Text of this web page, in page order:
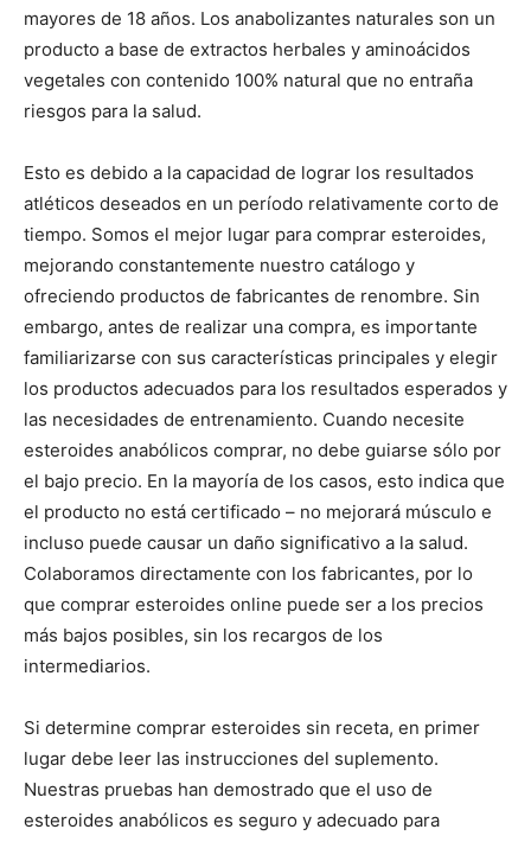
mayores de 18 años. Los anabolizantes naturales son un
producto a base de extractos herbales y aminoácidos
vegetales con contenido 100% natural que no entraña
riesgos para la salud.
Esto es debido a la capacidad de lograr los resultados
atléticos deseados en un período relativamente corto de
tiempo. Somos el mejor lugar para comprar esteroides,
mejorando constantemente nuestro catálogo y
ofreciendo productos de fabricantes de renombre. Sin
embargo, antes de realizar una compra, es importante
familiarizarse con sus características principales y elegir
los productos adecuados para los resultados esperados y
las necesidades de entrenamiento. Cuando necesite
esteroides anabólicos comprar, no debe guiarse sólo por
el bajo precio. En la mayoría de los casos, esto indica que
el producto no está certificado – no mejorará músculo e
incluso puede causar un daño significativo a la salud.
Colaboramos directamente con los fabricantes, por lo
que comprar esteroides online puede ser a los precios
más bajos posibles, sin los recargos de los
intermediarios.
Si determine comprar esteroides sin receta, en primer
lugar debe leer las instrucciones del suplemento.
Nuestras pruebas han demostrado que el uso de
esteroides anabólicos es seguro y adecuado para